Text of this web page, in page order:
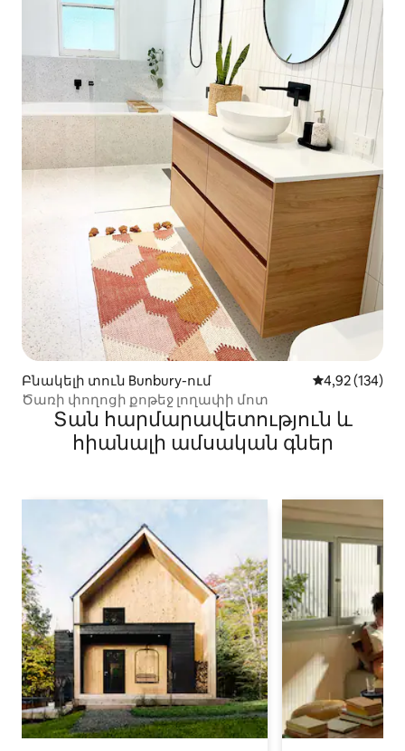
Բնակելի տուն Bunbury-ում Միջին
4,92 (134)
Ծառի փողոցի քոթեջ լողափի մոտ
Տան հարմարավետություն և
հիանալի ամսական գներ